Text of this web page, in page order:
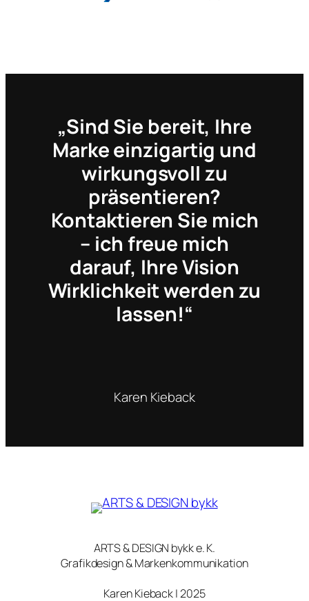
„Sind Sie bereit, Ihre
Marke einzigartig und
wirkungsvoll zu
präsentieren?
Kontaktieren Sie mich
– ich freue mich
darauf, Ihre Vision
Wirklichkeit werden zu
lassen!“
Karen Kieback
ARTS & DESIGN bykk e. K.
Grafikdesign & Markenkommunikation
Karen Kieback | 2025